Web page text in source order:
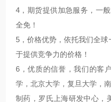
4，期货提供加急服务，一
全免！
5，价格优势，依托我们全
于提供竞争力的价格！
6，优质的信誉，我们的客
学，北京大学，复旦大学，
制药，罗氏上海研发中心，